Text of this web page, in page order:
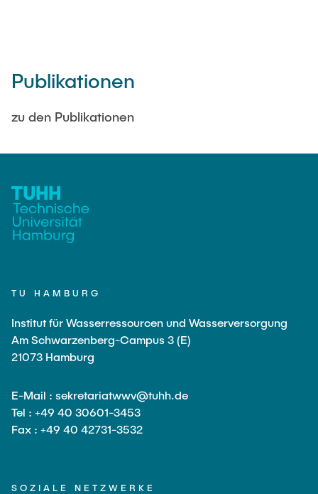
Publikationen
zu den Publikationen
TU HAMBURG
Institut für Wasserressourcen und Wasserversorgung
Am Schwarzenberg-Campus 3 (E)
21073 Hamburg
E-Mail : sekretariatwwv@tuhh.de
Tel : +49 40 30601-3453
Fax : +49 40 42731-3532
SOZIALE NETZWERKE